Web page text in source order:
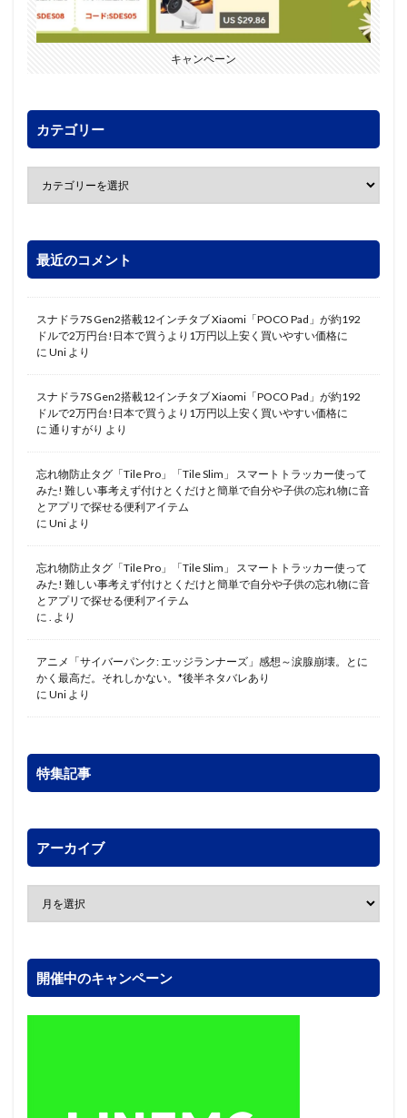
キャンペーン
カテゴリー
最近のコメント
スナドラ7S Gen2搭載12インチタブ Xiaomi「POCO Pad」が約192
ドルで2万円台!日本で買うより1万円以上安く買いやすい価格に
に Uni より
スナドラ7S Gen2搭載12インチタブ Xiaomi「POCO Pad」が約192
ドルで2万円台!日本で買うより1万円以上安く買いやすい価格に
に 通りすがり より
忘れ物防止タグ「Tile Pro」「Tile Slim」 スマートトラッカー使って
みた! 難しい事考えず付けとくだけと簡単で自分や子供の忘れ物に音
とアプリで探せる便利アイテム
に Uni より
忘れ物防止タグ「Tile Pro」「Tile Slim」 スマートトラッカー使って
みた! 難しい事考えず付けとくだけと簡単で自分や子供の忘れ物に音
とアプリで探せる便利アイテム
に . より
アニメ「サイバーパンク: エッジランナーズ」感想～涙腺崩壊。とに
かく最高だ。それしかない。*後半ネタバレあり
に Uni より
特集記事
アーカイブ
開催中のキャンペーン